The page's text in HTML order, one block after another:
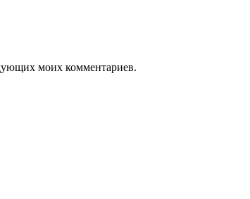
моих комментариев.